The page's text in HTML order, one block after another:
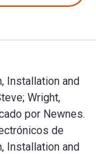
Installation and
Wright,
por Newnes.
de
Installation and